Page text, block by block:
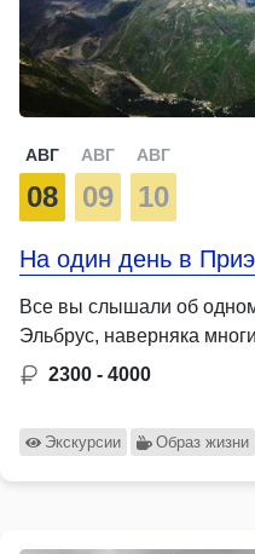
АВГ
08
АВГ
09
АВГ
10
На один день в
Все вы слышали об
Эльбрус, наверняка
2300 - 4000
Экскурсии Образ жизни